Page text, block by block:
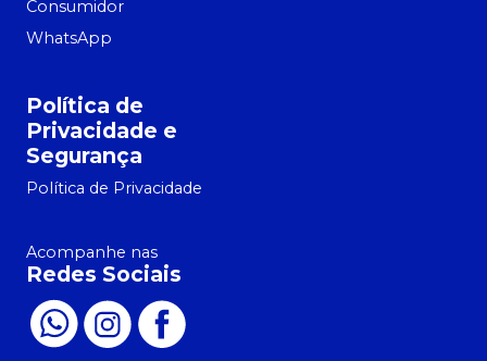
Consumidor
WhatsApp
Política de
Privacidade e
Segurança
Política de Privacidade
Acompanhe nas
Redes Sociais